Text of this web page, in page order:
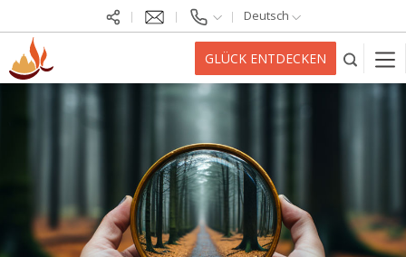
Deutsch
GLÜCK ENTDECKEN